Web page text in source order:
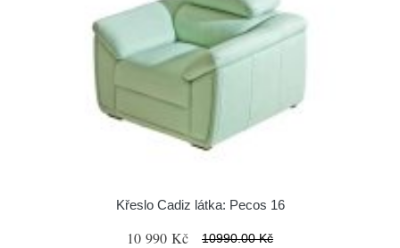
Křeslo Cadiz látka: Pecos 16
10 990 Kč 10990.00 Kč